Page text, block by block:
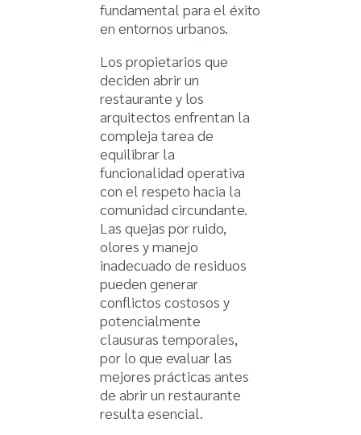
fundamental para el éxito
en entornos urbanos.
Los propietarios que
deciden abrir un
restaurante y los
arquitectos enfrentan la
compleja tarea de
equilibrar la
funcionalidad operativa
con el respeto hacia la
comunidad circundante.
Las quejas por ruido,
olores y manejo
inadecuado de residuos
pueden generar
conflictos costosos y
potencialmente
clausuras temporales,
por lo que evaluar las
mejores prácticas antes
de abrir un restaurante
resulta esencial.